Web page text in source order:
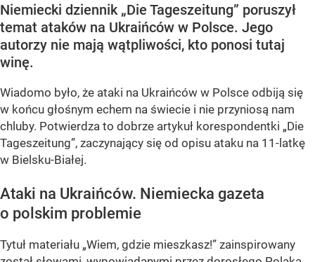
Niemiecki dziennik „Die Tageszeitung” poruszył
temat ataków na Ukraińców w Polsce. Jego
autorzy nie mają wątpliwości, kto ponosi tutaj
winę.
Wiadomo było, że ataki na Ukraińców w Polsce odbiją się
w końcu głośnym echem na świecie i nie przyniosą nam
chluby. Potwierdza to dobrze artykuł korespondentki „Die
Tageszeitung”, zaczynający się od opisu ataku na 11-latkę
w Bielsku-Białej.
Ataki na Ukraińców. Niemiecka gazeta
o polskim problemie
Tytuł materiału „Wiem, gdzie mieszkasz!” zainspirowany